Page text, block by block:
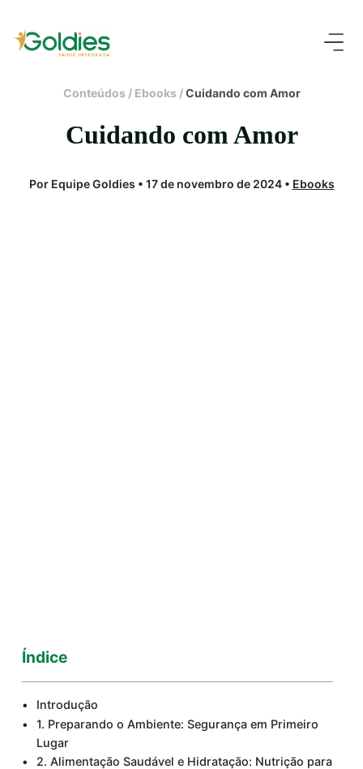
Conteúdos/ Ebooks/Cuidando com Amor
Cuidando com Amor
Por Equipe Goldies • 17 de novembro de 2024 • Ebooks
Índice
Introdução
1. Preparando o Ambiente: Segurança em Primeiro
Lugar
2. Alimentação Saudável e Hidratação: Nutrição para